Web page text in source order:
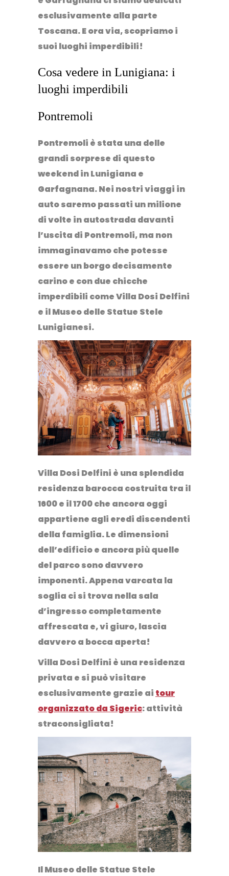
esclusivamente alla parte
Toscana. E ora via, scopriamo i
suoi luoghi imperdibili!
Cosa vedere in Lunigiana: i
luoghi imperdibili
Pontremoli
Pontremoli è stata una delle
grandi sorprese di questo
weekend in Lunigiana e
Garfagnana. Nei nostri viaggi in
auto saremo passati un milione
di volte in autostrada davanti
l’uscita di Pontremoli, ma non
immaginavamo che potesse
essere un borgo decisamente
carino e con due chicche
imperdibili comeVilla Dosi Delfini
e ilMuseo delle Statue Stele
Lunigianesi.
Villa Dosi Delfini è una splendida
residenza barocca costruita tra il
1600 e il 1700 che ancora oggi
appartiene agli eredi discendenti
della famiglia. Le dimensioni
dell’edificio e ancora più quelle
del parco sono davvero
imponenti. Appena varcata la
soglia ci si trova nella sala
d’ingresso completamente
affrescata e, vi giuro, lascia
davvero a bocca aperta!
Villa Dosi Delfini è una residenza
privata e si può visitare
esclusivamente grazie ai tour
organizzato da Sigeric: attività
straconsigliata!
IlMuseo delle Statue Stele